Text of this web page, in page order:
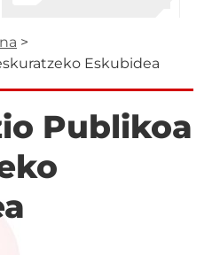
Eskubidea
Publikoa